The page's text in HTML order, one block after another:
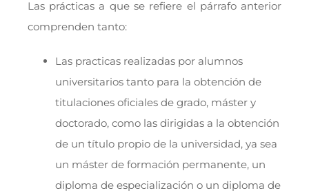
Las prácticas a que se refiere el párrafo anterior
comprenden tanto:
Las practicas realizadas por alumnos
universitarios tanto para la obtención de
titulaciones oficiales de grado, máster y
doctorado, como las dirigidas a la obtención
de un título propio de la universidad, ya sea
un máster de formación permanente, un
diploma de especialización o un diploma de